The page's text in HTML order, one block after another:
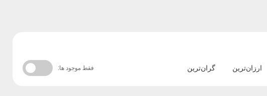
ارزان‌ترین گران‌ترین فقط موجود ها: